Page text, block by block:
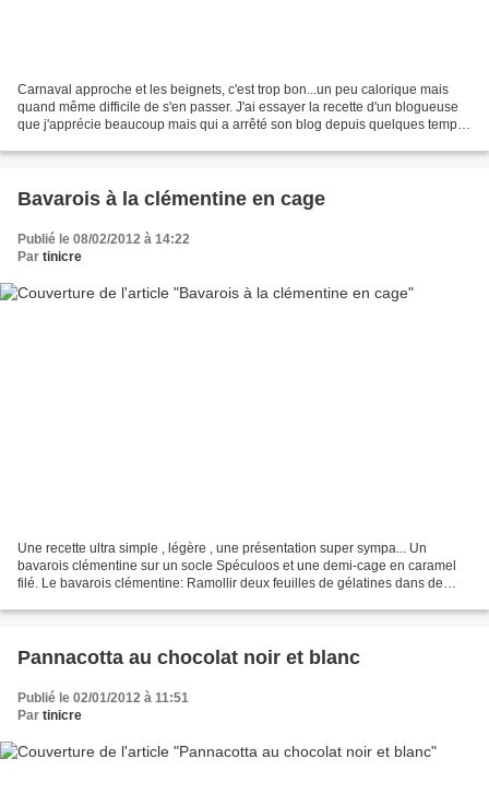
Carnaval approche et les beignets, c'est trop bon...un peu calorique mais
quand même difficile de s'en passer. J'ai essayer la recette d'un blogueuse
que j'apprécie beaucoup mais qui a arrêté son blog depuis quelques temps
Bavarois à la clémentine en cage
Publié le 08/02/2012 à 14:22
Par tinicre
Une recette ultra simple , légère , une présentation super sympa... Un
bavarois clémentine sur un socle Spéculoos et une demi-cage en caramel
filé. Le bavarois clémentine: Ramollir deux feuilles de gélatines dans de
Pannacotta au chocolat noir et blanc
Publié le 02/01/2012 à 11:51
Par tinicre